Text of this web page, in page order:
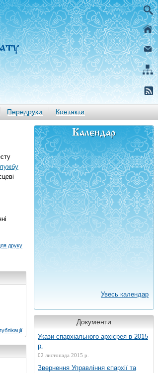
Передруки Контакти
друку
Календар
Увесь календар
Документи
Укази єпархіального архієрея в 2015
р.
02 листопада 2015 р.
Звернення Управління єпархії та